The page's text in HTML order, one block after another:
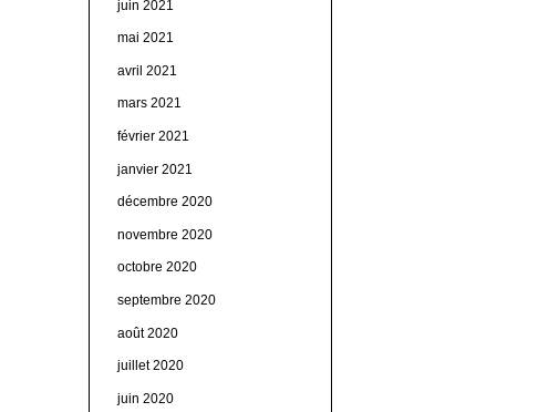
juin 2021
mai 2021
avril 2021
mars 2021
février 2021
janvier 2021
décembre 2020
novembre 2020
octobre 2020
septembre 2020
août 2020
juillet 2020
juin 2020